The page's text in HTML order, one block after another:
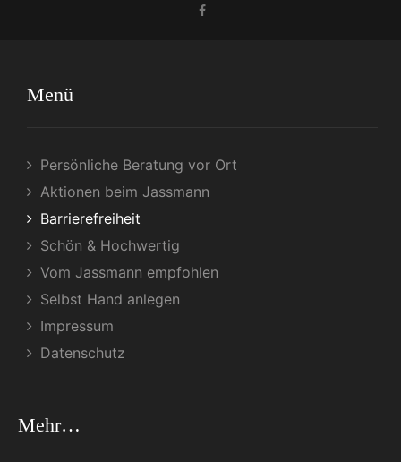
Menü
Persönliche Beratung vor Ort
Aktionen beim Jassmann
Barrierefreiheit
Schön & Hochwertig
Vom Jassmann empfohlen
Selbst Hand anlegen
Impressum
Datenschutz
Mehr…